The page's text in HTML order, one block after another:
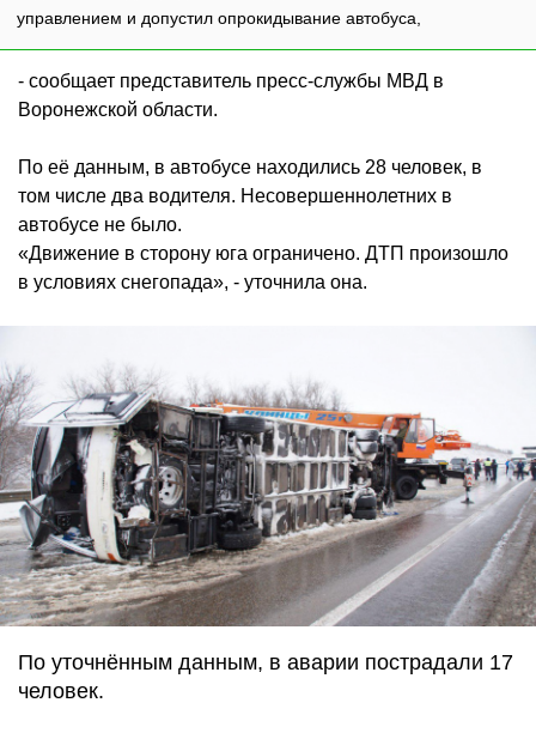
управлением и допустил опрокидывание автобуса,
- сообщает представитель пресс-службы МВД в
Воронежской области.
По её данным, в автобусе находились 28 человек, в
том числе два водителя. Несовершеннолетних в
автобусе не было.
«Движение в сторону юга ограничено. ДТП произошло
в условиях снегопада», - уточнила она.
По уточнённым данным, в аварии пострадали 17
человек.